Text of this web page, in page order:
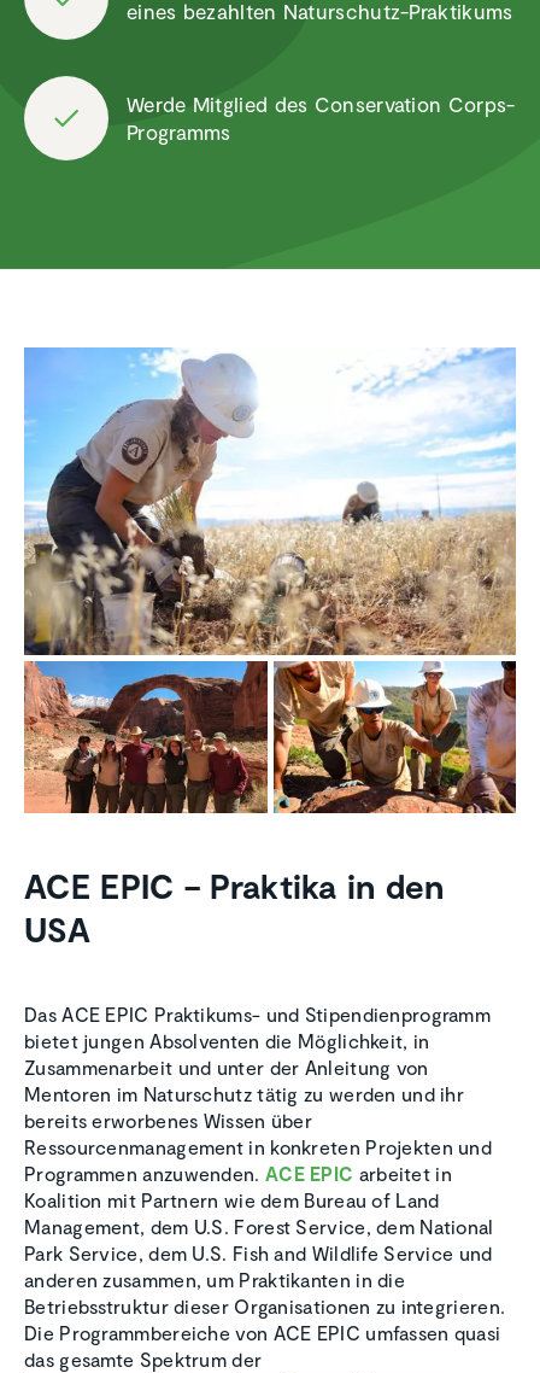
eines bezahlten Natur­schutz-Prakti­kums
Werde Mitglied des Conser­va­tion Corps-
Programms
ACE EPIC – Praktika in den
USA
Das ACE EPIC Praktikums- und Stipendienprogramm
bietet jungen Absolventen die Möglichkeit, in
Zusammenarbeit und unter der Anleitung von
Mentoren im Naturschutz tätig zu werden und ihr
bereits erworbenes Wissen über
Ressourcenmanagement in konkreten Projekten und
Programmen anzuwenden. ACE EPIC arbeitet in
Koalition mit Partnern wie dem Bureau of Land
Management, dem U.S. Forest Service, dem National
Park Service, dem U.S. Fish and Wildlife Service und
anderen zusammen, um Praktikanten in die
Betriebsstruktur dieser Organisationen zu integrieren.
Die Programmbereiche von ACE EPIC umfassen quasi
das gesamte Spektrum der